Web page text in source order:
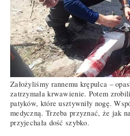
Założyliśmy rannemu krępulca –
zatrzymała krwawienie. Potem
patyków, które usztywniły nogę.
medyczną. Trzeba przyznać, że jak
przyjechała dość szybko.